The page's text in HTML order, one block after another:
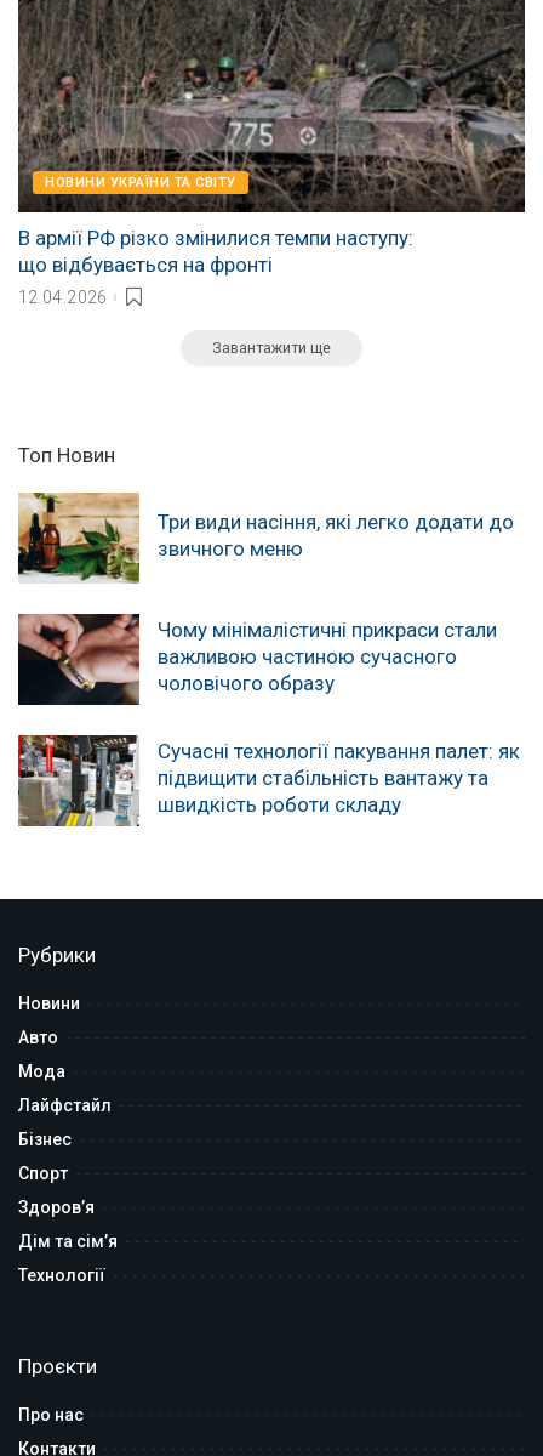
НОВИНИ УКРАЇНИ ТА СВІТУ
В армії РФ різко змінилися темпи наступу:
що відбувається на фронті
12.04.2026
Завантажити ще
Топ Новин
Три види насіння, які легко додати до
звичного меню
Чому мінімалістичні прикраси стали
важливою частиною сучасного
чоловічого образу
Сучасні технології пакування палет: як
підвищити стабільність вантажу та
швидкість роботи складу
Рубрики
Новини
Авто
Мода
Лайфстайл
Бізнес
Спорт
Здоров’я
Дім та сім’я
Технології
Проєкти
Про нас
Контакти